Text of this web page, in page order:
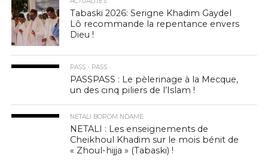
Tabaski 2026: Serigne Khadim Gaydel
Lô recommande la repentance envers
Dieu !
PASS - PASS
PASSPASS : Le pèlerinage à la Mecque,
un des cinq piliers de l’Islam !
NETALI BOROM NDAME
NETALI : Les enseignements de
Cheikhoul Khadim sur le mois bénit de
« Zhoul-hijja » (Tabaski) !